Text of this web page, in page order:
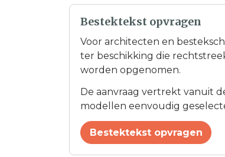
Bestektekst opvragen
Voor architecten en
ter beschikking die
worden opgenomen.
De aanvraag vertrekt vanuit
modellen eenvoudig
Bestektekst opvragen